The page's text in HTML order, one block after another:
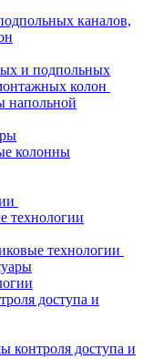
каналов,
и подпольных
колон
напольной
колонны
технологии
технологии
доступа и
контроля доступа и